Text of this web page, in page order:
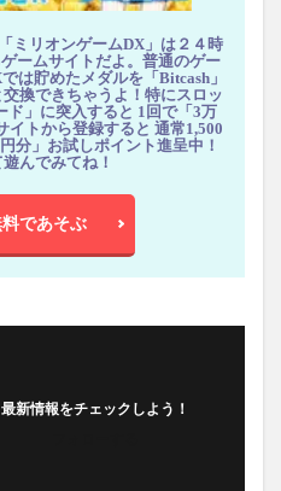
ミリオンゲームDX」は２４時
ームサイトだよ。普通のゲー
は貯めたメダルを「Bitcash」
換できちゃうよ！特にスロッ
ド」に突入すると 1回で「3万
イトから登録すると 通常1,500
分」お試しポイント進呈中！
んでみてね！
であそぶ
最新情報をチェックしよう！